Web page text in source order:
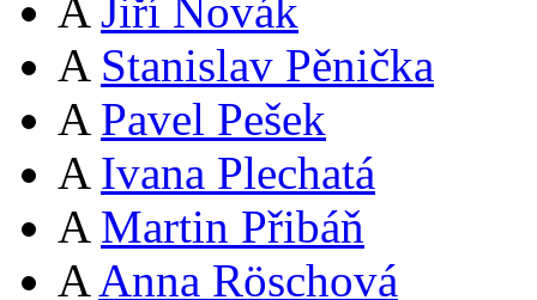
A Jiří Novák
A Stanislav Pěnička
A Pavel Pešek
A Ivana Plechatá
A Martin Přibáň
A Anna Röschová